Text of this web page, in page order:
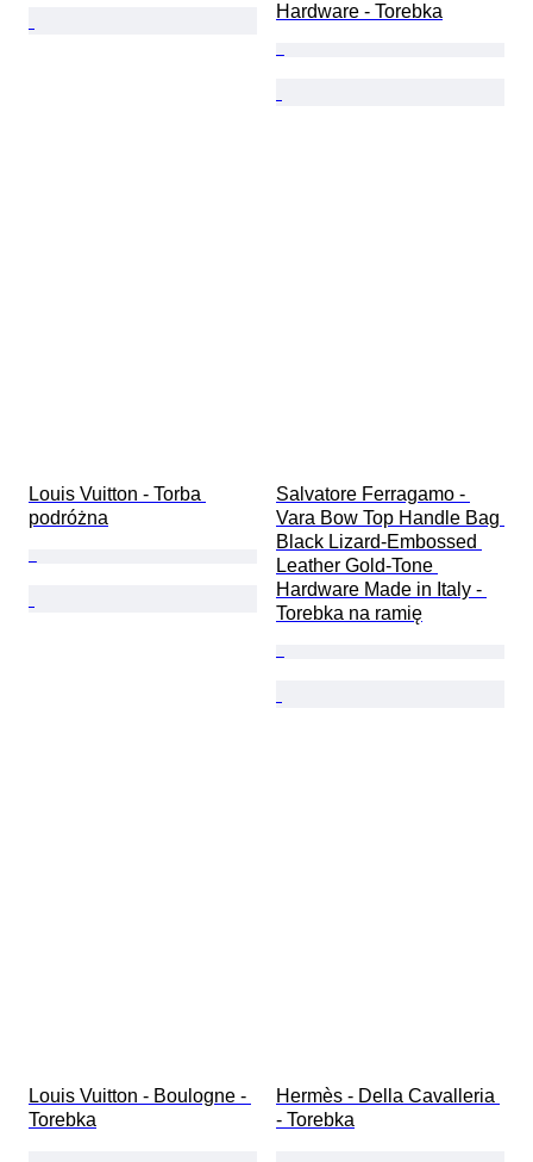
Hardware - Torebka
Louis Vuitton - Torba
podróżna
Salvatore Ferragamo -
Vara Bow Top Handle Bag
Black Lizard-Embossed
Leather Gold-Tone
Hardware Made in Italy -
Torebka na ramię
Louis Vuitton - Boulogne -
Torebka
Hermès - Della Cavalleria
- Torebka